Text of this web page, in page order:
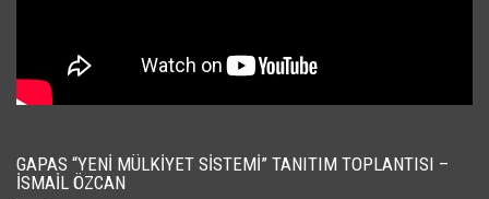
GAPAS “YENI MÜLKIYET SISTEMI” TANITIM TOPLANTISI –
İSMAIL ÖZCAN